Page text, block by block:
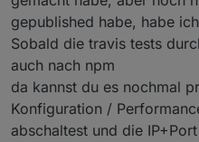
gepublished habe, habe
Sobald die travis tests
auch nach npm
da kannst du es nochmal
Konfiguration /
abschaltest und die